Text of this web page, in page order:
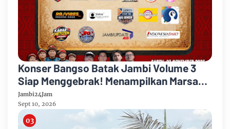
Konser Bangso Batak Jambi Volume 3
Siap Menggebrak! Menampilkan Marsada
Band dan Siantar Rap Foundation
Jambi24Jam
Sept 10, 2026